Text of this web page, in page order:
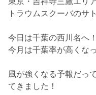
トラウムスクーバのサ
今日は千葉の西川名へ
今月は千葉率が高くな
風が強くなる予報だっ
てきました！